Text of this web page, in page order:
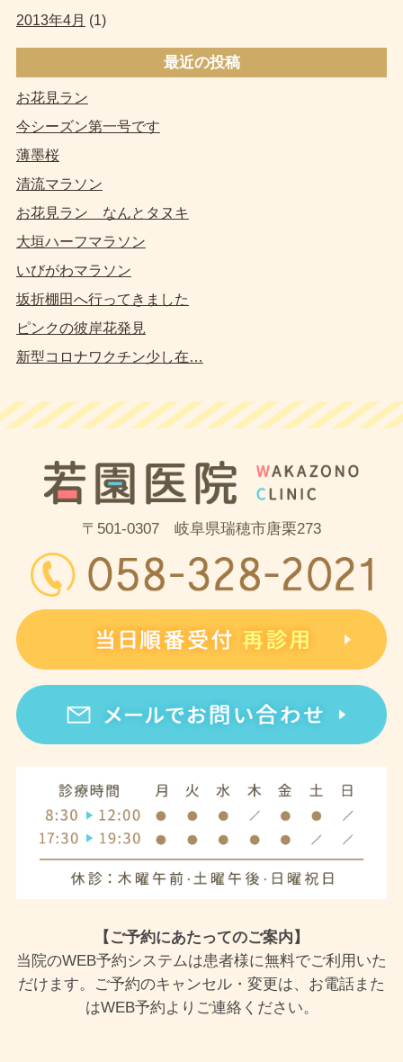
2013年4月 (1)
最近の投稿
お花見ラン
今シーズン第一号です
薄墨桜
清流マラソン
お花見ラン なんとタヌキ
大垣ハーフマラソン
いびがわマラソン
坂折棚田へ行ってきました
ピンクの彼岸花発見
新型コロナワクチン少し在…
〒501-0307 岐阜県瑞穂市唐栗273
【ご予約にあたってのご案内】
当院のWEB予約システムは患者様に無料でご利用いた
だけます。ご予約のキャンセル・変更は、お電話また
はWEB予約よりご連絡ください。